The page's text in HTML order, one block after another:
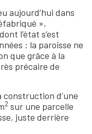
aujourd’hui dans
»,
l’état s’est
: la paroisse ne
que grâce à la
précaire de
construction d’une
2 sur une parcelle
juste derrière